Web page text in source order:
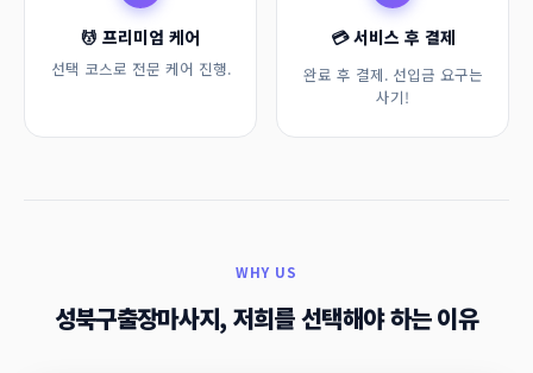
💆 프리미엄 케어
선택 코스로 전문 케어 진행.
💳 서비스 후 결제
완료 후 결제. 선입금 요구는
사기!
WHY US
성북구출장마사지, 저희를 선택해야 하는 이유